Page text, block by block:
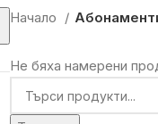
Начало
Не бяха намерени